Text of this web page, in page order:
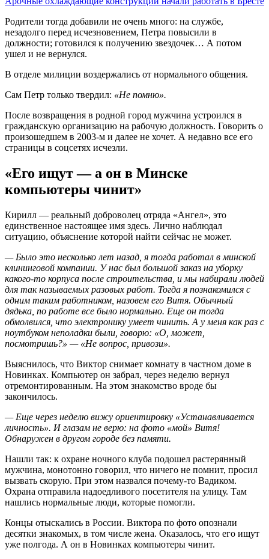
Родители тогда добавили не очень много: на службе,
незадолго перед исчезновением, Петра повысили в
должности; готовился к получению звездочек… А потом
ушел и не вернулся.
В отделе милиции воздержались от нормального общения.
Сам Петр только твердил: «Не помню».
После возвращения в родной город мужчина устроился в
гражданскую организацию на рабочую должность. Говорить о
произошедшем в 2003-м и далее не хочет. А недавно все его
страницы в соцсетях исчезли.
«Его ищут — а он в Минске
компьютеры чинит»
Кирилл — реальный доброволец отряда «Ангел», это
единственное настоящее имя здесь. Лично наблюдал
ситуацию, объяснение которой найти сейчас не может.
— Было это несколько лет назад, я тогда работал в минской
клининговой компании. У нас был большой заказ на уборку
какого-то корпуса после строительства, и мы набирали людей
для так называемых разовых работ. Тогда я познакомился с
одним таким работником, назовем его Витя. Обычный
дядька, по работе все было нормально. Еще он тогда
обмолвился, что электронику умеет чинить. А у меня как раз с
ноутбуком неполадки были, говорю: «О, может,
посмотришь?» — «Не вопрос, привози».
Выяснилось, что Виктор снимает комнату в частном доме в
Новинках. Компьютер он забрал, через неделю вернул
отремонтированным. На этом знакомство вроде бы
закончилось.
— Еще через неделю вижу ориентировку «Устанавливается
личность». И глазам не верю: на фото «мой» Витя!
Обнаружен в другом городе без памяти.
Нашли так: к охране ночного клуба подошел растерянный
мужчина, монотонно говорил, что ничего не помнит, просил
вызвать скорую. При этом назвался почему-то Вадиком.
Охрана отправила надоедливого посетителя на улицу. Там
нашлись нормальные люди, которые помогли.
Концы отыскались в России. Виктора по фото опознали
десятки знакомых, в том числе жена. Оказалось, что его ищут
уже полгода. А он в Новинках компьютеры чинит.